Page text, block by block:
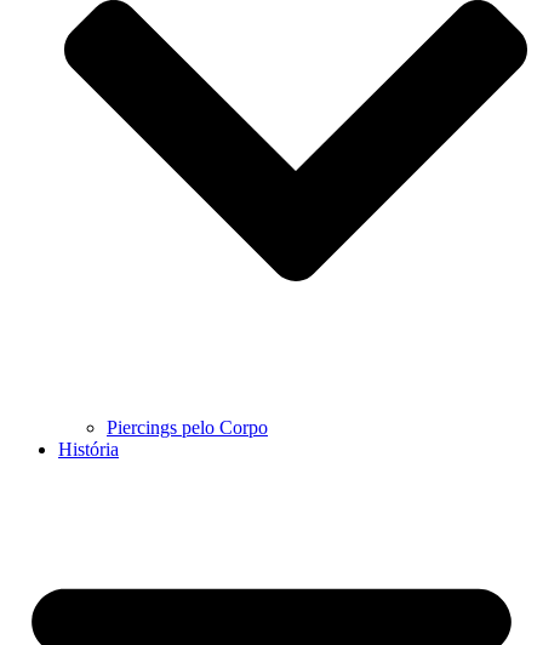
Piercings pelo Corpo
História